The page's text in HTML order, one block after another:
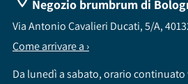
Negozio brumbrum di
Via Antonio Cavalieri Ducati, 5/A,
Come arrivare a ›
Da lunedì a sabato, orario continuato